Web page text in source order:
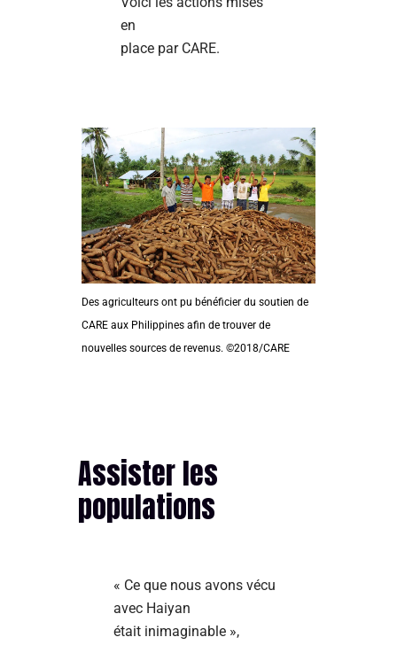
en
place par CARE.
Des agriculteurs ont pu bénéficier du soutien de
CARE aux Philippines afin de trouver de
nouvelles sources de revenus. ©2018/CARE
Assister les
populations
« Ce que nous avons vécu
avec Haiyan
était inimaginable »,